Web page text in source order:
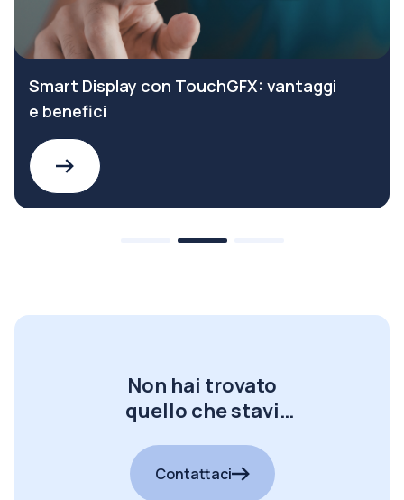
Smart Display con TouchGFX: vantaggi
e benefici
Non hai trovato
quello che stavi
Contattaci